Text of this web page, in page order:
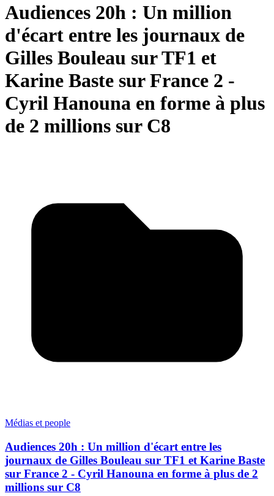
Audiences 20h : Un million
d'écart entre les journaux de
Gilles Bouleau sur TF1 et
Karine Baste sur France 2 -
Cyril Hanouna en forme à plus
de 2 millions sur C8
Médias et people
Audiences 20h : Un million d'écart entre les
journaux de Gilles Bouleau sur TF1 et Karine Baste
sur France 2 - Cyril Hanouna en forme à plus de 2
millions sur C8